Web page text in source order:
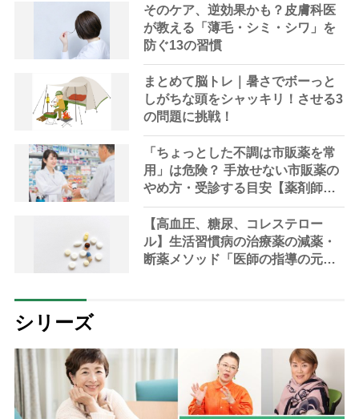
そのケア、逆効果かも？皮膚科医
が教える「薄毛・シミ・シワ」を
防ぐ13の習慣
まとめて脳トレ｜暑さでボーっと
しがちな頭をシャッキリ！させる3
の問題に挑戦！
「ちょっとした不調は市販薬を常
用」は危険？ 手放せない市販薬の
やめ方・受診する目安【薬剤師解
説】
【高血圧、糖尿、コレステロー
ル】生活習慣病の治療薬の減薬・
断薬メソッド「医師の指導の元、
シリーズ